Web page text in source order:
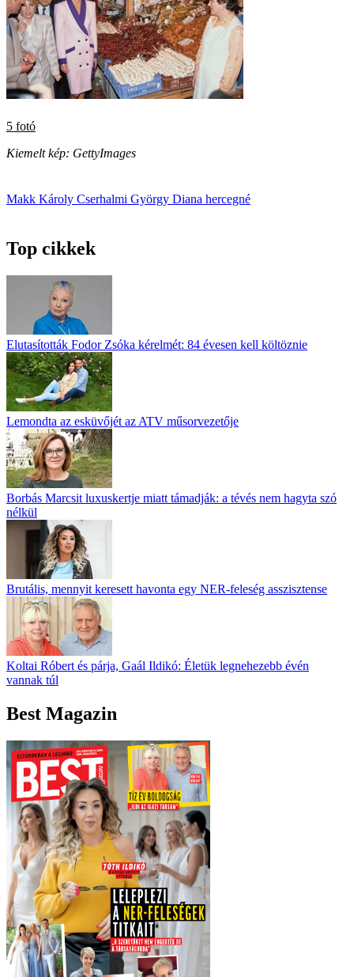
5 fotó
Kiemelt kép: GettyImages
Makk Károly Cserhalmi György Diana hercegné
Top cikkek
Elutasították Fodor Zsóka kérelmét: 84 évesen kell költöznie
Lemondta az esküvőjét az ATV műsorvezetője
Borbás Marcsit luxuskertje miatt támadják: a tévés nem hagyta szó
nélkül
Brutális, mennyit keresett havonta egy NER-feleség asszisztense
Koltai Róbert és párja, Gaál Ildikó: Életük legnehezebb évén
vannak túl
Best Magazin